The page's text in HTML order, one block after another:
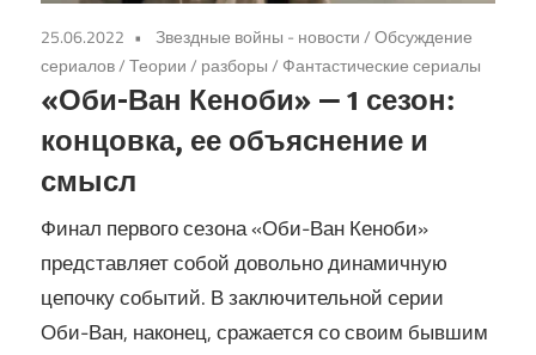
25.06.2022 Звездные войны - новости/Обсуждение
сериалов/Теории / разборы/ Фантастические сериалы
«Оби-Ван Кеноби» — 1 сезон:
концовка, ее объяснение и
смысл
Финал первого сезона «Оби-Ван Кеноби»
представляет собой довольно динамичную
цепочку событий. В заключительной серии
Оби-Ван, наконец, сражается со своим бывшим